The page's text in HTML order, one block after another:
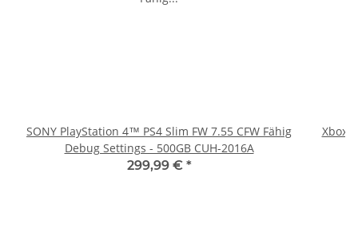
SONY PlayStation 4™ PS4 Slim FW 7.55 CFW Fähig
Debug Settings - 500GB CUH-2016A
299,99 € *
Xbox